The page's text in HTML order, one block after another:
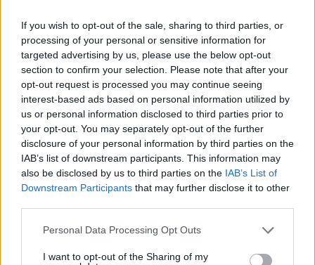
If you wish to opt-out of the sale, sharing to third parties, or
processing of your personal or sensitive information for
targeted advertising by us, please use the below opt-out
section to confirm your selection. Please note that after your
opt-out request is processed you may continue seeing
interest-based ads based on personal information utilized by
us or personal information disclosed to third parties prior to
your opt-out. You may separately opt-out of the further
disclosure of your personal information by third parties on the
IAB’s list of downstream participants. This information may
also be disclosed by us to third parties on the IAB’s List of
Downstream Participants that may further disclose it to other
Please note that this website/app uses one or more Google
not limited to your visit or usage behaviour. You may click to
Personal Data Processing Opt Outs
I want to opt-out of the Sharing of my
ΔΕΙΤΕ ΟΛΕΣ ΤΙΣ ΕΙΔΗΣΕΙΣ
ΤΑ ΠΙΟ ΔΗΜΟΦΙΛΗ